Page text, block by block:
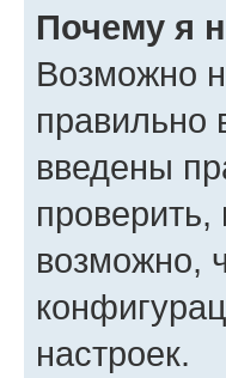
Почему я
Возможно
правильно
введены
возможно,
настроек.